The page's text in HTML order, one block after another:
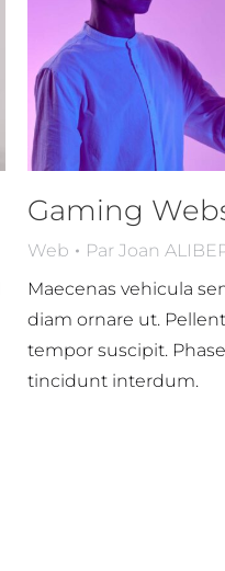
Gaming
Web Par Joan
Maecenas vehicula
diam ornare ut.
tempor suscipit.
tincidunt interdum.